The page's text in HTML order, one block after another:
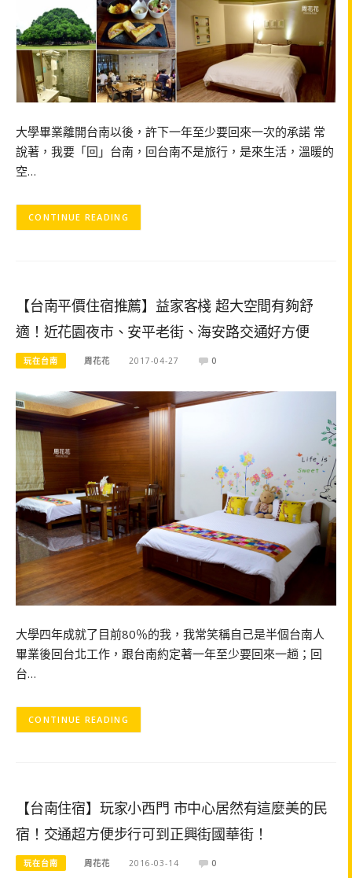
大學畢業離開台南以後，許下一年至少要回來一次的承諾 常
說著，我要「回」台南，回台南不是旅行，是來生活，溫暖的
空…
CONTINUE READING
【台南平價住宿推薦】益家客棧 超大空間有夠舒
適！近花園夜市、安平老街、海安路交通好方便
玩在台南 周花花 2017-04-27 0
大學四年成就了目前80％的我，我常笑稱自己是半個台南人
畢業後回台北工作，跟台南約定著一年至少要回來一趟；回
台…
CONTINUE READING
【台南住宿】玩家小西門 市中心居然有這麼美的民
宿！交通超方便步行可到正興街國華街！
玩在台南 周花花 2016-03-14 0